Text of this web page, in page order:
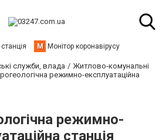
М Монітор коронавірусу
служби, влада
Житлово-комунальні
режимно-експлуатаційна
режимно-
станція